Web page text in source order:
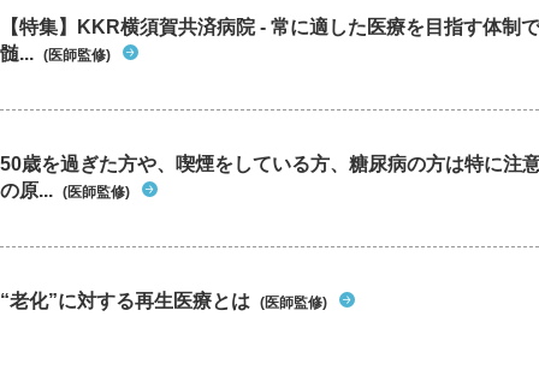
【特集】KKR横須賀共済病院 - 常に適した医療を目指す体制
髄... (医師監修)
50歳を過ぎた方や、喫煙をしている方、糖尿病の方は特に注
の原... (医師監修)
“老化”に対する再生医療とは (医師監修)